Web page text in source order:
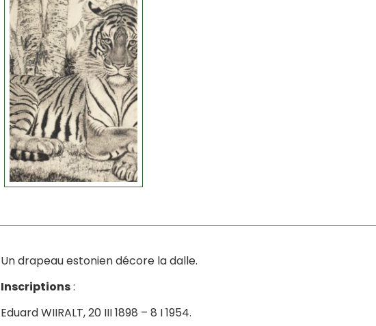
Un drapeau estonien décore la dalle.
Inscriptions:
Eduard WIIRALT, 20 III 1898 – 8 I 1954.